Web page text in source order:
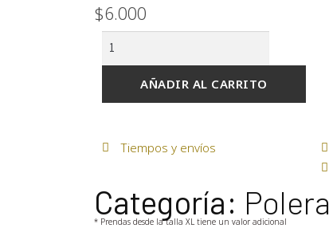
$6.000
AÑADIR AL CARRITO
Tiempos y envíos
Categoría: Polera
* Prendas desde la talla XL tiene un valor adicional